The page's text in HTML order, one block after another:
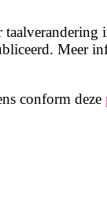
Meer
conform deze